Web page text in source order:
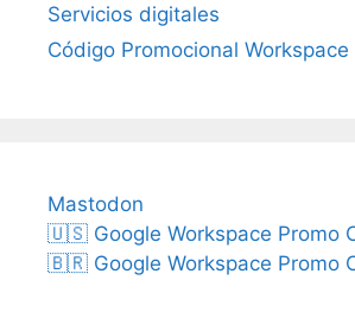
Servicios digitales
Código Promocional Workspace
Mastodon
🇺🇸 Google Workspace Promo
🇧🇷 Google Workspace Promo